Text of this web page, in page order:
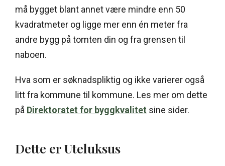
må bygget blant annet være mindre enn 50
kvadratmeter og ligge mer enn én meter fra
andre bygg på tomten din og fra grensen til
naboen.
Hva som er søknadspliktig og ikke varierer også
litt fra kommune til kommune. Les mer om dette
på Direktoratet for byggkvalitet sine sider.
Dette er Uteluksus